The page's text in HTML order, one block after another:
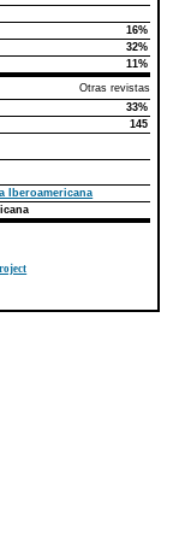
16%
32%
11%
Otras revistas
33%
145
Iberoamericana